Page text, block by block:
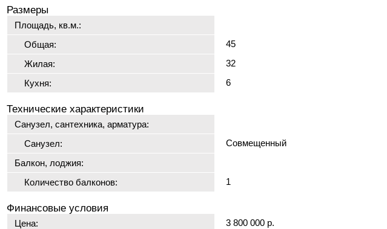
Размеры
Площадь, кв.м.:
Общая:
45
Жилая:
32
Кухня:
6
Технические характеристики
Санузел, сантехника, арматура:
Санузел:
Совмещенный
Балкон, лоджия:
Количество балконов:
1
Финансовые условия
Цена:
3 800 000 р.